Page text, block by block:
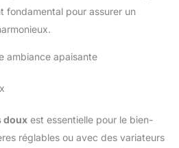
fondamental pour assurer un
ambiance apaisante
doux est essentielle pour le bien-
réglables ou avec des variateurs